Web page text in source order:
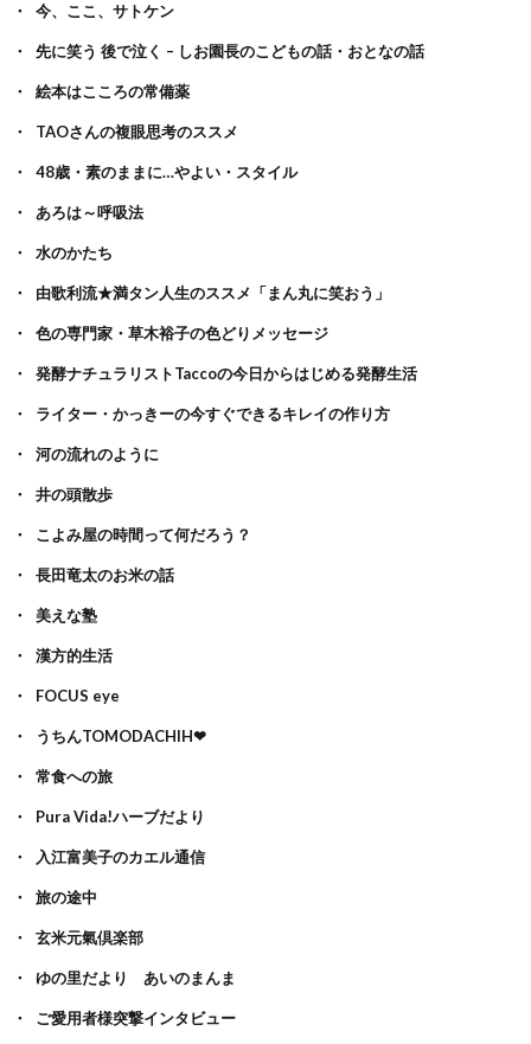
今、ここ、サトケン
先に笑う 後で泣く – しお園長のこどもの話・おとなの話
絵本はこころの常備薬
TAOさんの複眼思考のススメ
48歳・素のままに…やよい・スタイル
あろは～呼吸法
水のかたち
由歌利流★満タン人生のススメ「まん丸に笑おう」
色の専門家・草木裕子の色どりメッセージ
発酵ナチュラリストTaccoの今日からはじめる発酵生活
ライター・かっきーの今すぐできるキレイの作り方
河の流れのように
井の頭散歩
こよみ屋の時間って何だろう？
長田竜太のお米の話
美えな塾
漢方的生活
FOCUS eye
うちんTOMODACHIH❤
常食への旅
Pura Vida!ハーブだより
入江富美子のカエル通信
旅の途中
玄米元氣倶楽部
ゆの里だより あいのまんま
ご愛用者様突撃インタビュー